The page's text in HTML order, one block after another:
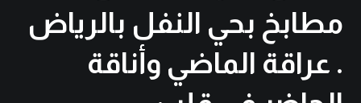
مطابخ بحي النفل بالرياض
. عراقة الماضي وأناقة